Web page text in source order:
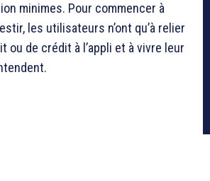
minimes. Pour commencer à
les utilisateurs n’ont qu’à relier
ou de crédit à l’appli et à vivre leur